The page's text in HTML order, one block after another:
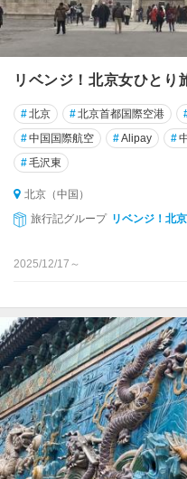
リベンジ！北京女ひとり
#北京 #北京首都国際空港
#中国国際航空 #Alipay #
#毛沢東
北京（中国）
旅行記グループ リベンジ！北
2025/12/17～